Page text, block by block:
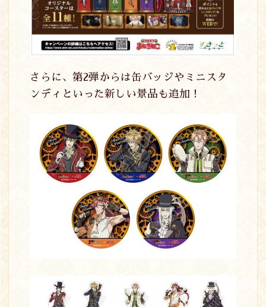
さらに、第2弾からは缶バッジやミニスタ
ンディといった新しい景品も追加！